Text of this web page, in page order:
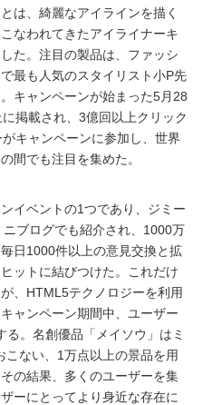
は、綺麗なアイラインを描く
なわれてきたアイライナーキ
た。注目の製品は、ファッシ
最も人気のスタイリスト小P先
キャンペーンが始まった5月28
掲載され、3億回以上クリック
キャンペーンに参加し、世界
間でも注目を集めた。
イベントの1つであり、ジミー
ブログでも紹介され、1000万
日1000件以上の意見交換と拡
ットに結びつけた。これだけ
、HTML5テクノロジーを利用
ャンペーン期間中、ユーザー
。名創優品「メイソウ」はミ
ない、1万点以上の景品を用
の結果、多くのユーザーを集
ーにとってより身近な存在に